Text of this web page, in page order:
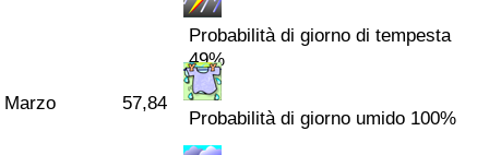
Marzo 57,84
Probabilità di giorno di tempesta
49%
Probabilità di giorno umido 100%
Indice del traffico per Nazione